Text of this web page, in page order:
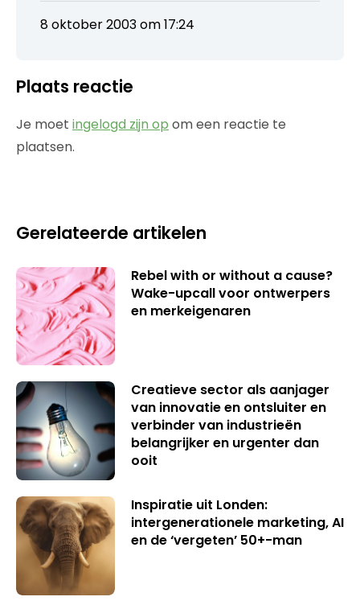
8 oktober 2003 om 17:24
Plaats reactie
Je moet ingelogd zijn op om een reactie te
plaatsen.
Gerelateerde artikelen
Rebel with or without a cause?
Wake-upcall voor ontwerpers
en merkeigenaren
Creatieve sector als aanjager
van innovatie en ontsluiter en
verbinder van industrieën
belangrijker en urgenter dan
ooit
Inspiratie uit Londen:
intergenerationele marketing, AI
en de ‘vergeten’ 50+-man